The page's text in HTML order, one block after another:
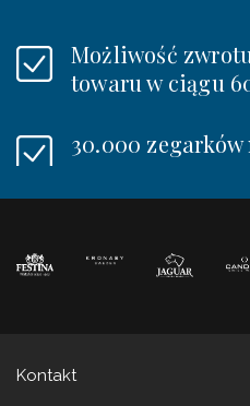
Możliwość zwrotu
towaru w ciągu
30.000
Kontakt